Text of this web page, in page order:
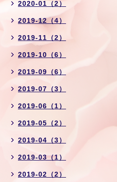
2020-01（2）
2019-12（4）
2019-11（2）
2019-10（6）
2019-09（6）
2019-07（3）
2019-06（1）
2019-05（2）
2019-04（3）
2019-03（1）
2019-02（2）